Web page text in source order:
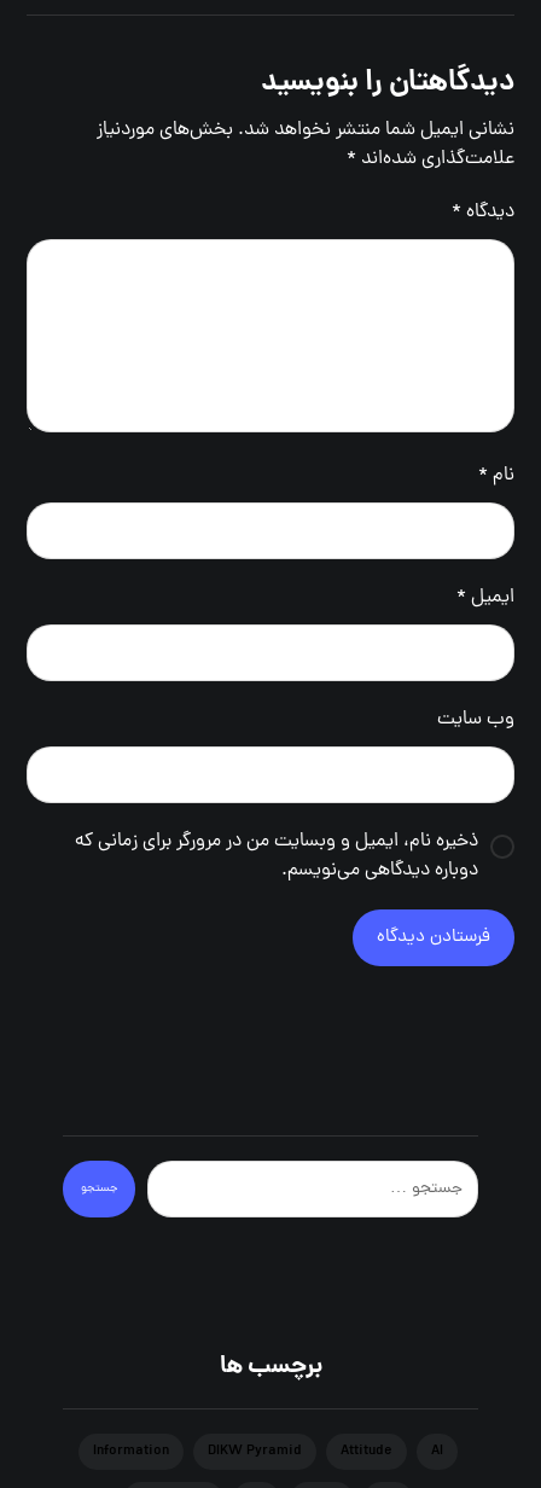
دیدگاهتان را بنویسید
نشانی ایمیل شما منتشر نخواهد شد. بخش‌های موردنیاز
علامت‌گذاری شده‌اند *
دیدگاه *
نام *
ایمیل *
وب‌ سایت
ذخیره نام، ایمیل و وبسایت من در مرورگر برای زمانی که
دوباره دیدگاهی می‌نویسم.
فرستادن دیدگاه
جستجو
برچسب ها
AI
Attitude
DIKW Pyramid
Information